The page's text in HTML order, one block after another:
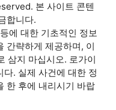
본 사이트 콘텐
합니다.
에 대한 기초적인 정보
간략하게 제공하며, 이
삼지 마십시오. 로가이
. 실제 사건에 대한 정
한 후에 내리시기 바랍